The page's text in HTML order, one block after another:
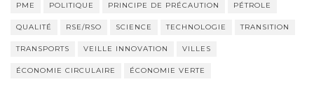
PME POLITIQUE PRINCIPE DE PRÉCAUTION PÉTROLE
QUALITÉ RSE/RSO SCIENCE TECHNOLOGIE TRANSITION
TRANSPORTS VEILLE INNOVATION VILLES
ÉCONOMIE CIRCULAIRE ÉCONOMIE VERTE